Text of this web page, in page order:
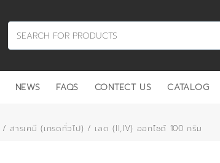
NEWS FAQS CONTECT US CATALOG
/สารเคมี (เกรดทั่วไป) / เลด (II,IV) ออกไซด์ 100 กรัม